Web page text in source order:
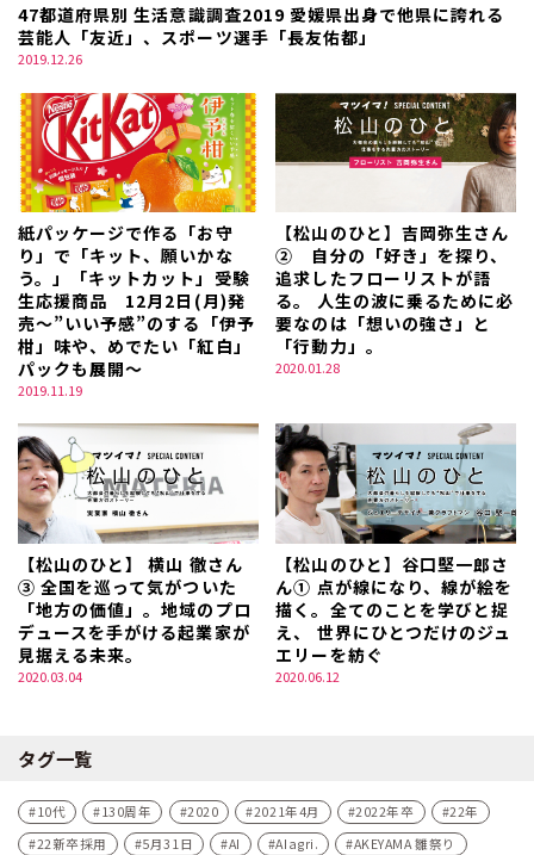
47都道府県別 生活意識調査2019 愛媛県出身で他県に誇れる
芸能人「友近」、スポーツ選手「長友佑都」
2019.12.26
紙パッケージで作る「お守
り」で「キット、願いかな
う。」「キットカット」受験
生応援商品 12月2日(月)発
売～”いい予感”のする「伊予
柑」味や、めでたい「紅白」
パックも展開～
2019.11.19
【松山のひと】吉岡弥生さん
② 自分の「好き」を探り、
追求したフローリストが語
る。 人生の波に乗るために必
要なのは「想いの強さ」と
「行動力」。
2020.01.28
【松山のひと】 横山 徹さん
③ 全国を巡って気がついた
「地方の価値」。地域のプロ
デュースを手がける起業家が
見据える未来。
2020.03.04
【松山のひと】谷口堅一郎さ
ん① 点が線になり、線が絵を
描く。全てのことを学びと捉
え、 世界にひとつだけのジュ
エリーを紡ぐ
2020.06.12
タグ一覧
10代 130周年 2020 2021年4月 2022年卒
22年
22新卒採用
5月31日 AI AIagri.
AKEYAMA 雛祭り